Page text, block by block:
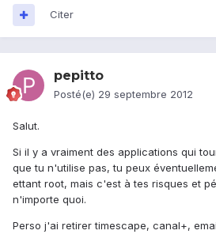
Citer
pepitto
Posté(e) 29 septembre 2012
Salut.
Si il y a vraiment des applications qui
que tu n'utilise pas, tu peux
ettant root, mais c'est à tes risques et
n'importe quoi.
Perso j'ai retirer timescape, canal+,